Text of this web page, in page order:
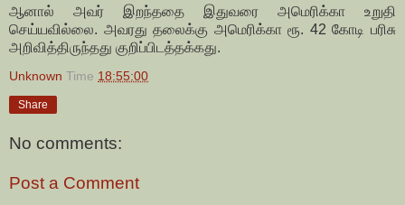
ஆனால் அவர் இறந்ததை இதுவரை அமெரிக்கா உறுதி
செய்யவில்லை. அவரது தலைக்கு அமெரிக்கா ரூ. 42 கோடி பரிசு
அறிவித்திருந்தது குறிப்பிடத்தக்கது.
Unknown Time 18:55:00
Share
No comments:
Post a Comment